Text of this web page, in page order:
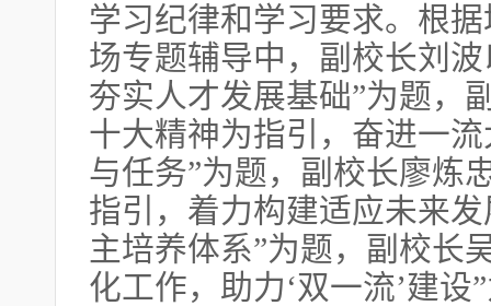
学习纪律和学习要求。根
场专题辅导中，副校长刘
夯实人才发展基础”为题，
十大精神为指引，奋进一
与任务”为题，副校长廖炼
指引，着力构建适应未来
主培养体系”为题，副校长
化工作，助力‘双一流’建